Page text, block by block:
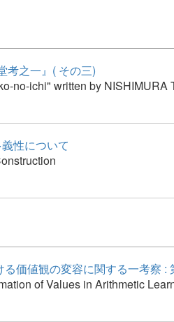
考之一』( その三)
no-ichi" written by NISHIMURA
性について
価値観の変容に関する一考察
of Values in Arithmetic